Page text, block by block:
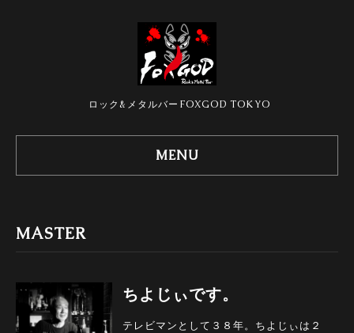
ロック&メタルバーFOXGOD TOKYO
MENU
MASTER
ちよじぃです。
テレビマンとして３８年。ちよじぃは２